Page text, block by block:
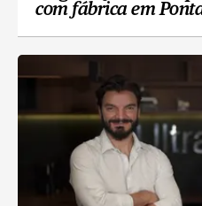
com fábrica em